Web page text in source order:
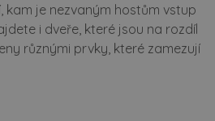
kam je nezvaným hostům vstup
i dveře, které jsou na rozdíl
různými prvky, které zamezují